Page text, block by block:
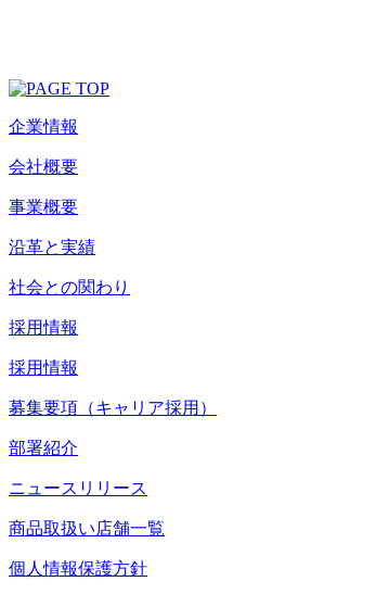
企業情報
会社概要
事業概要
沿革と実績
社会との関わり
採用情報
採用情報
募集要項（キャリア採用）
部署紹介
ニュースリリース
商品取扱い店舗一覧
個人情報保護方針